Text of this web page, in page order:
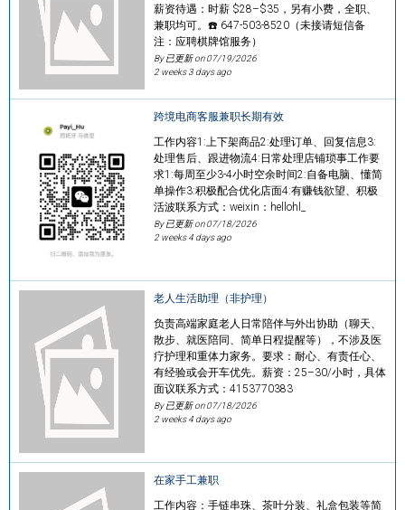
薪资待遇：时薪 $28–$35，另有小费，全职、
兼职均可。☎️ 647-503-8520（未接请短信备
注：应聘棋牌馆服务）
By 已更新 on07/19/2026
2 weeks 3 days ago
跨境电商客服兼职长期有效
工作内容1:上下架商品2:处理订单、回复信息3:
处理售后、跟进物流4:日常处理店铺琐事工作要
求1:每周至少3-4小时空余时间2:自备电脑、懂简
单操作3:积极配合优化店面4:有赚钱欲望、积极
活波联系方式：weixin：hellohl_
By 已更新 on07/18/2026
2 weeks 4 days ago
老人生活助理（非护理）
负责高端家庭老人日常陪伴与外出协助（聊天、
散步、就医陪同、简单日程提醒等），不涉及医
疗护理和重体力家务。要求：耐心、有责任心、
有经验或会开车优先。薪资：25–30/小时，具体
面议联系方式：4153770383
By 已更新 on07/18/2026
2 weeks 4 days ago
在家手工兼职
工作内容：手链串珠、茶叶分装、礼盒包装等简